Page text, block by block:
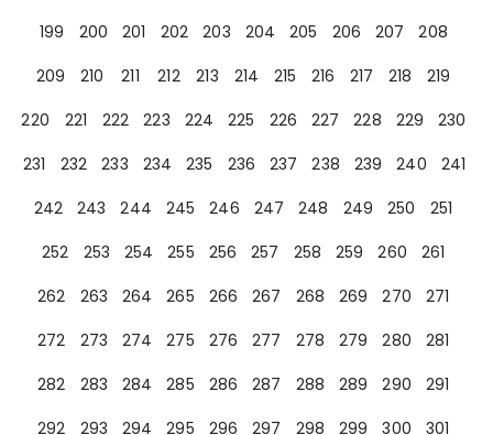
199
200 201 202 203 204 205 206 207
208
209
210 211 212 213 214 215 216 217 218
219
220
221 222 223 224 225 226 227 228 229
230
231
232 233 234 235 236 237 238 239 240
241
242
243 244 245 246 247 248 249 250
251
252
253 254 255 256 257 258 259 260
261
262
263 264 265 266 267 268 269 270
271
272
273 274 275 276 277 278 279 280
281
282
283 284 285 286 287 288 289 290
291
292
293 294 295 296 297 298 299 300 301